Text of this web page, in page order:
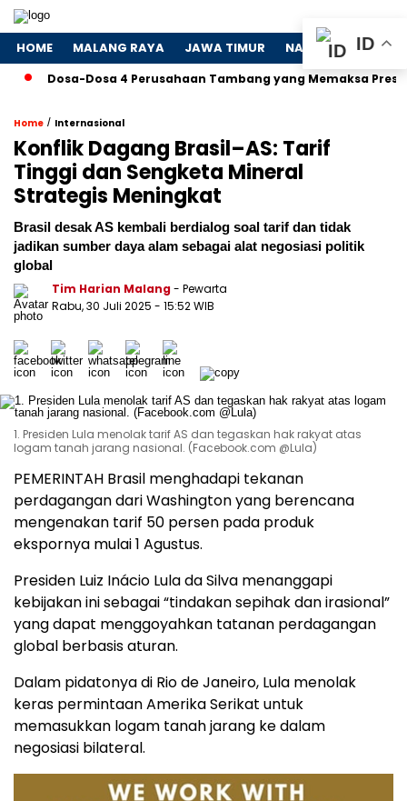
HOME MALANG RAYA JAWA TIMUR NASIONAL
Dosa 4 Perusahaan Tambang yang Memaksa Presiden
Home / Internasional
Konflik Dagang Brasil–AS: Tarif
Tinggi dan Sengketa Mineral
Strategis Meningkat
Brasil desak AS kembali berdialog soal tarif dan tidak
jadikan sumber daya alam sebagai alat negosiasi politik
global
Tim Harian Malang- Pewarta
Rabu, 30 Juli 2025 - 15:52 WIB
1. Presiden Lula menolak tarif AS dan tegaskan hak rakyat atas
logam tanah jarang nasional. (Facebook.com @Lula)
PEMERINTAH Brasil menghadapi tekanan
perdagangan dari Washington yang berencana
mengenakan tarif 50 persen pada produk
ekspornya mulai 1 Agustus.
Presiden Luiz Inácio Lula da Silva menanggapi
kebijakan ini sebagai “tindakan sepihak dan irasional”
yang dapat menggoyahkan tatanan perdagangan
global berbasis aturan.
Dalam pidatonya di Rio de Janeiro, Lula menolak
keras permintaan Amerika Serikat untuk
memasukkan logam tanah jarang ke dalam
negosiasi bilateral.
ID